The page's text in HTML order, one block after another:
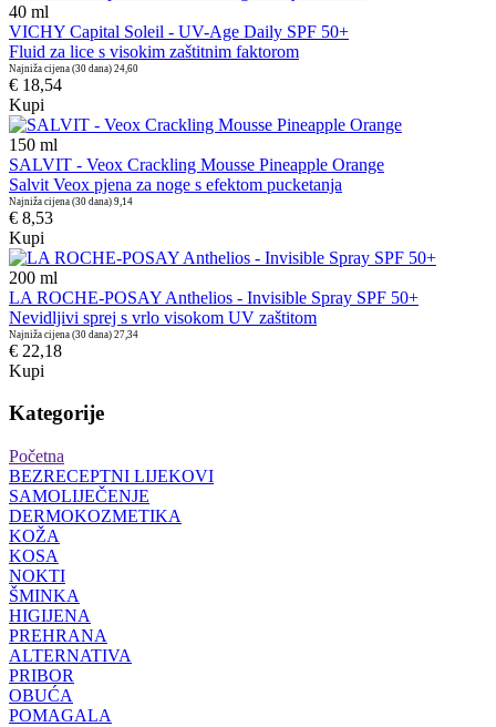
40 ml
VICHY Capital Soleil - UV-Age Daily SPF 50+
Fluid za lice s visokim zaštitnim faktorom
Najniža cijena (30 dana) 24,60
€ 18,54
Kupi
150 ml
SALVIT - Veox Crackling Mousse Pineapple Orange
Salvit Veox pjena za noge s efektom pucketanja
Najniža cijena (30 dana) 9,14
€ 8,53
Kupi
200 ml
LA ROCHE-POSAY Anthelios - Invisible Spray SPF 50+
Nevidljivi sprej s vrlo visokom UV zaštitom
Najniža cijena (30 dana) 27,34
€ 22,18
Kupi
Kategorije
Početna
BEZRECEPTNI LIJEKOVI
SAMOLIJEČENJE
DERMOKOZMETIKA
KOŽA
KOSA
NOKTI
ŠMINKA
HIGIJENA
PREHRANA
ALTERNATIVA
PRIBOR
OBUĆA
POMAGALA